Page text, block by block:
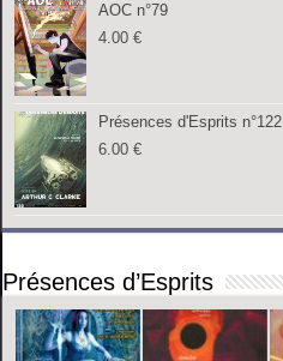
AOC n°79
4.00€
Présences d'Esprits n°122
6.00€
Présences d’Esprits